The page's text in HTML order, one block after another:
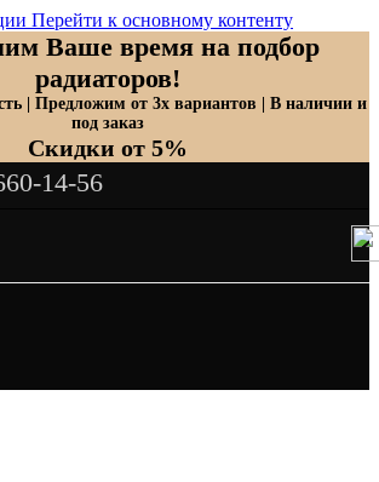
Перейти к основному контенту
Ваше время на подбор
радиаторов!
| Предложим от 3х вариантов | В наличии и
под заказ
Скидки от 5%
14-56